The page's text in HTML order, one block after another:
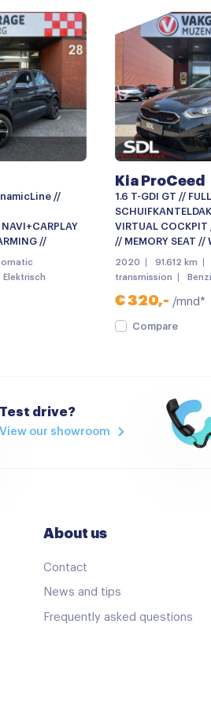
Dimlichten
keyless entry
LED
Lichtmetalen
Mistlampen
Android auto
Bluetooth
Multimedia
Airco
Cruisecontrol
Keyless start
//
//
Elektrisch
Kia ProCeed
1.6 T-GDI GT //
VIRTUAL COCKPIT
// MEMORY SEAT //
2020 91.612 km
transmission
€ 320,- /mnd*
Compare
Test drive?
View our showroom
About us
Contact
News and tips
Frequently asked questions